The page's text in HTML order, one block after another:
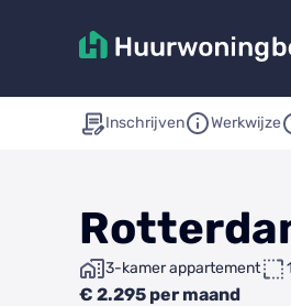
Inschrijven Werkwijze
3-kamer appartement
€ 2.295 per maand